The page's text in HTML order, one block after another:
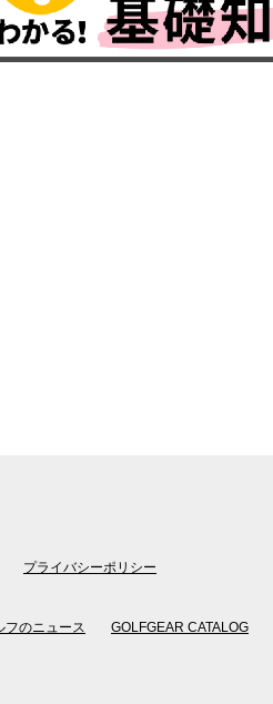
プライバシーポリシー
フのニュース GOLFGEAR CATALOG